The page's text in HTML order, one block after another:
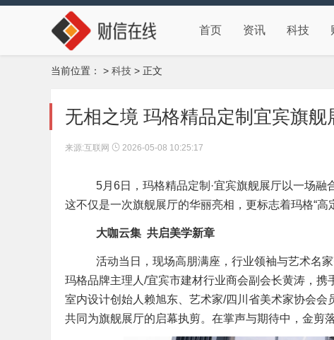
首页 资讯 科技
当前位置： > 科技 > 正文
无相之境 玛格精品定制宜宾旗舰
来源:互联网 2026-05-08 10:25:17
5月6日，玛格精品定制·宜宾旗舰展厅以一场融合
这不仅是一次旗舰展厅的华丽亮相，更标志着玛格“高
大咖云集 共启美学新章
活动当日，现场高朋满座，行业领袖与艺术名家
玛格品牌主理人/宜宾市建材行业商会副会长黄涛，
室内设计创始人赖旭东、艺术家/四川省美术家协会会
共同为旗舰展厅的启幕执剪。在掌声与期待中，金剪